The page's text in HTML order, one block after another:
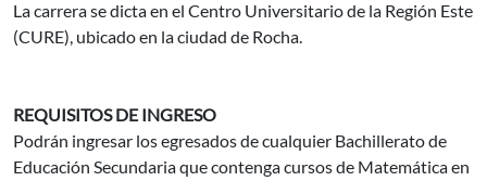
La carrera se dicta en el Centro Universitario de la Región Este
(CURE), ubicado en la ciudad de Rocha.
REQUISITOS DE INGRESO
Podrán ingresar los egresados de cualquier Bachillerato de
Educación Secundaria que contenga cursos de Matemática en